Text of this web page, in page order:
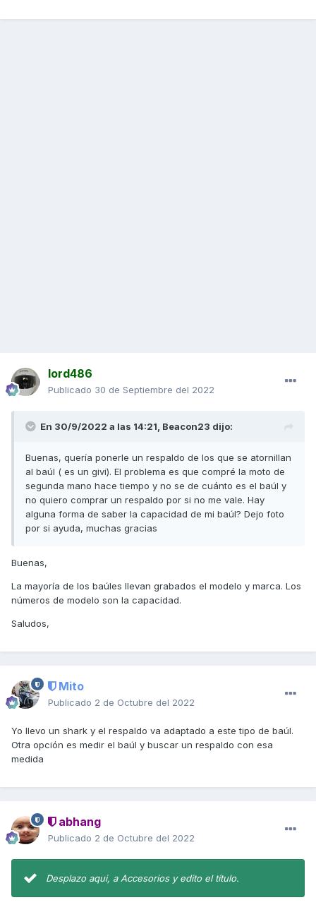
lord486
Publicado 30 de Septiembre del 2022
En 30/9/2022 a las 14:21, Beacon23 dijo:
Buenas, quería ponerle un respaldo de los que se atornillan
al baúl ( es un givi). El problema es que compré la moto de
segunda mano hace tiempo y no se de cuánto es el baúl y
no quiero comprar un respaldo por si no me vale. Hay
alguna forma de saber la capacidad de mi baúl? Dejo foto
por si ayuda, muchas gracias
Buenas,
La mayoría de los baúles llevan grabados el modelo y marca. Los
números de modelo son la capacidad.
Saludos,
Mito
Publicado 2 de Octubre del 2022
Yo llevo un shark y el respaldo va adaptado a este tipo de baúl.
Otra opción es medir el baúl y buscar un respaldo con esa
medida
abhang
Publicado 2 de Octubre del 2022
Desplazo aqui, a Accesorios y edito el título.